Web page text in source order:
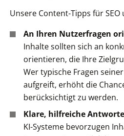
Unsere Content-Tipps für SEO
An Ihren Nutzerfragen
Inhalte sollten sich an
orientieren, die Ihre
Wer typische Fragen
aufgreift, erhöht die
berücksichtigt zu werden.
Klare, hilfreiche
KI-Systeme bevorzugen